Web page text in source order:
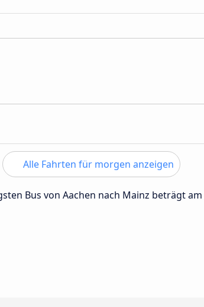
Alle Fahrten für morgen anzeigen
Bus von Aachen nach Mainz beträgt am